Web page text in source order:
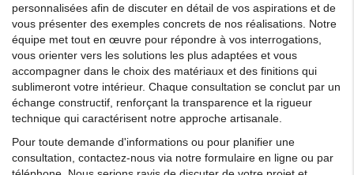
personnalisées afin de discuter en détail de vos aspirations et de
vous présenter des exemples concrets de nos réalisations. Notre
équipe met tout en œuvre pour répondre à vos interrogations,
vous orienter vers les solutions les plus adaptées et vous
accompagner dans le choix des matériaux et des finitions qui
sublimeront votre intérieur. Chaque consultation se conclut par un
échange constructif, renforçant la transparence et la rigueur
technique qui caractérisent notre approche artisanale.
Pour toute demande d'informations ou pour planifier une
consultation, contactez-nous via notre formulaire en ligne ou par